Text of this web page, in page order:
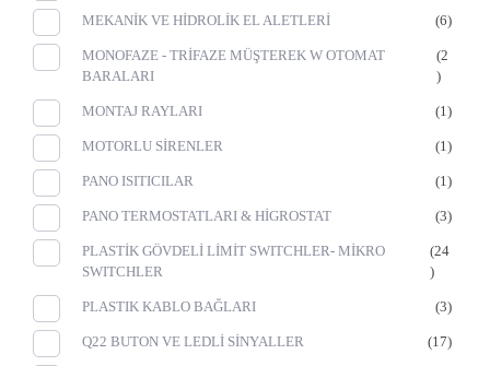
MEKANİK VE HİDROLİK EL ALETLERİ (6)
MONOFAZE - TRİFAZE MÜŞTEREK W OTOMAT
BARALARI
(2
)
MONTAJ RAYLARI (1)
MOTORLU SİRENLER (1)
PANO ISITICILAR (1)
PANO TERMOSTATLARI & HİGROSTAT (3)
PLASTİK GÖVDELİ LİMİT SWITCHLER- MİKRO
SWITCHLER
(24
)
PLASTIK KABLO BAĞLARI (3)
Q22 BUTON VE LEDLİ SİNYALLER (17)